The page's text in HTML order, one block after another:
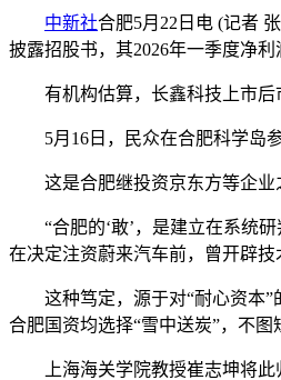
中新社合肥5月22日电 (记者
披露招股书，其2026年一季度净利
有机构估算，长鑫科技上市后市
5月16日，民众在合肥科学
这是合肥继投资京东方等企业之
“合肥的‘敢’，是建立在系统研
在决定注资蔚来汽车前，曾开辟
这种笃定，源于对“耐心资本”的
合肥国资均选择“雪中送炭”，不图
上海海关学院教授崔志坤将此